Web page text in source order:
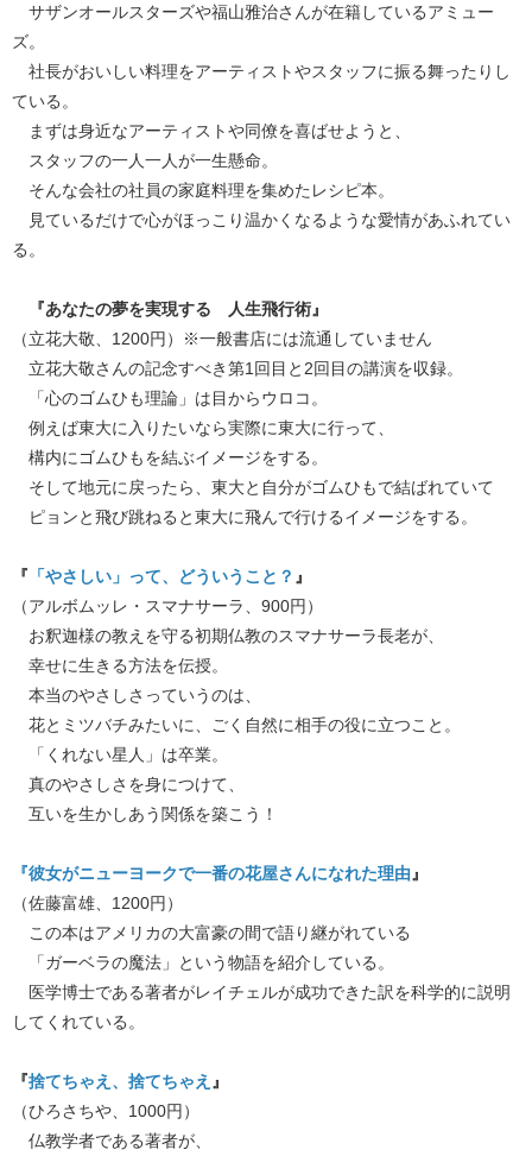
サザンオールスターズや福山雅治さんが在籍しているアミュー
ズ。
社長がおいしい料理をアーティストやスタッフに振る舞ったりし
ている。
まずは身近なアーティストや同僚を喜ばせようと、
スタッフの一人一人が一生懸命。
そんな会社の社員の家庭料理を集めたレシピ本。
見ているだけで心がほっこり温かくなるような愛情があふれてい
る。
『あなたの夢を実現する 人生飛行術』
（立花大敬、1200円）※一般書店には流通していません
立花大敬さんの記念すべき第1回目と2回目の講演を収録。
「心のゴムひも理論」は目からウロコ。
例えば東大に入りたいなら実際に東大に行って、
構内にゴムひもを結ぶイメージをする。
そして地元に戻ったら、東大と自分がゴムひもで結ばれていて
ピョンと飛び跳ねると東大に飛んで行けるイメージをする。
『 「やさしい」って、どういうこと？ 』
（アルボムッレ・スマナサーラ、900円）
お釈迦様の教えを守る初期仏教のスマナサーラ長老が、
幸せに生きる方法を伝授。
本当のやさしさっていうのは、
花とミツバチみたいに、ごく自然に相手の役に立つこと。
「くれない星人」は卒業。
真のやさしさを身につけて、
互いを生かしあう関係を築こう！
『彼女がニューヨークで一番の花屋さんになれた理由』
（佐藤富雄、1200円）
この本はアメリカの大富豪の間で語り継がれている
「ガーベラの魔法」という物語を紹介している。
医学博士である著者がレイチェルが成功できた訳を科学的に説明
してくれている。
『捨てちゃえ、捨てちゃえ 』
（ひろさちや、1000円）
仏教学者である著者が、